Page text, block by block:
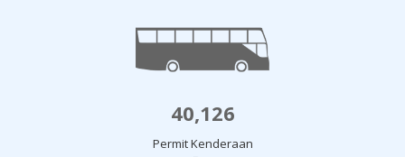
40,126
Permit Kenderaan